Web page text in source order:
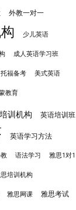
外教一对一
少儿英语
成人英语学习班
托福备考 美式英语
教育
训机构 英语培训班
英语学习方法
语法学习 雅思1对1
培训机构
雅思网课 雅思考试